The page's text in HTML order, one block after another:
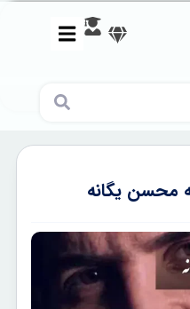
محسن یگانه